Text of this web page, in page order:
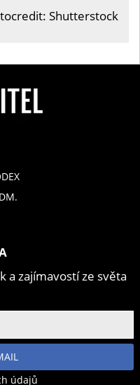
Shutterstock
a zajímavostí ze světa
údajů